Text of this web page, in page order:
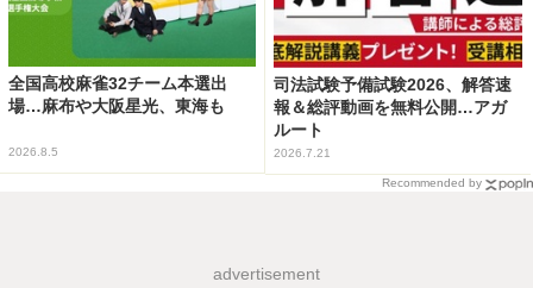
全国高校麻雀32チーム本選出
場…麻布や大阪星光、東海も
2026.8.5
司法試験予備試験2026、解答速
報＆総評動画を無料公開…アガ
ルート
2026.7.21
Recommended by
advertisement